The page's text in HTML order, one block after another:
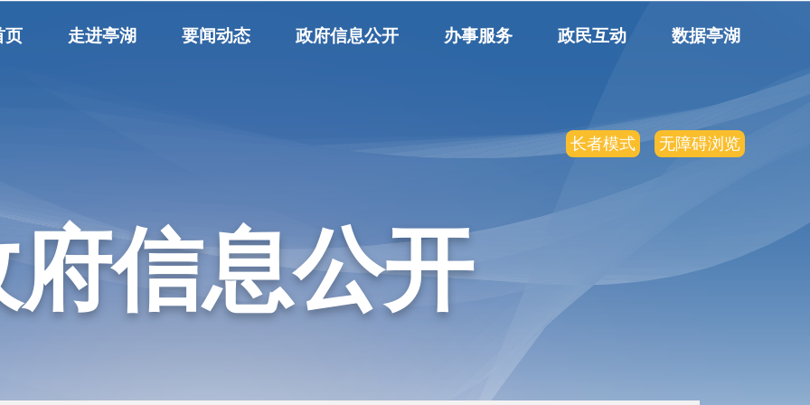
页 走进亭湖 要闻动态 政府信息公开 办事服务 政民互动 数据亭湖
长者模式 无障碍浏览
府信息公开